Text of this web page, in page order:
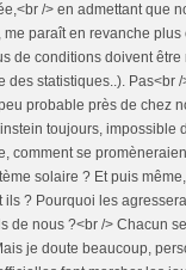
/> en admettant que
me paraît en revanche
de conditions doivent
des statistiques..). Pas<br
probable près de chez
toujours, impossible
comment se
solaire ? Et puis
ils ? Pourquoi les
de nous ?<br /> Chacun
je doute beaucoup,